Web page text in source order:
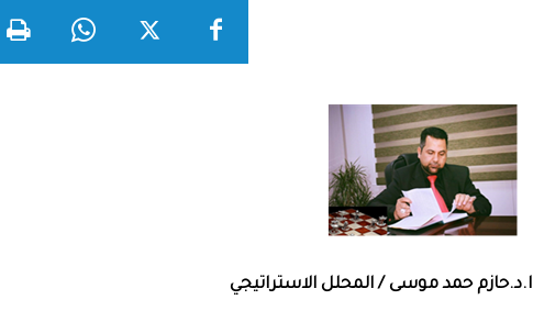
ا.د.حازم حمد موسى / المحلل الاستراتيجي